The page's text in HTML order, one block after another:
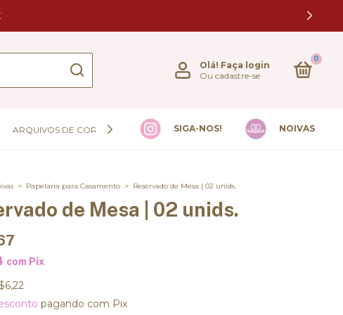
Olá! Faça login
Ou cadastre-se
0
ARQUIVOS DE CORTE SIGA-NOS! NOIVAS
> Papelaria para Casamento > Reservado de Mesa | 02 unids.
de Mesa | 02 unids.
com Pix
pagando com Pix